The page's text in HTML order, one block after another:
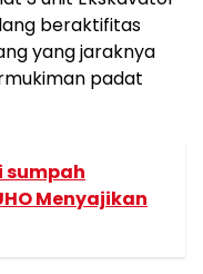
beraktifitas
yang jaraknya
padat
Menyajikan